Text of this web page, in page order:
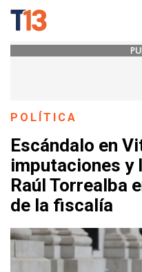
POLÍTICA
Escándalo en
imputaciones y
Raúl Torrealba
de la fiscalía